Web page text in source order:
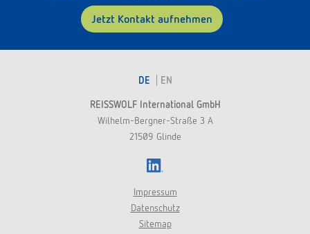
Jetzt Kontakt aufnehmen
DE EN
REISSWOLF International GmbH
Wilhelm-Bergner-Straße 3 A
21509 Glinde
Impressum
Datenschutz
Sitemap